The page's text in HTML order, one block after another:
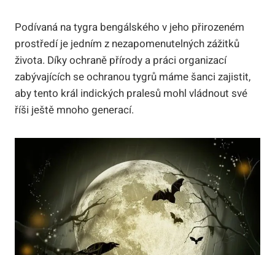
Podívaná na tygra bengálského v jeho přirozeném
prostředí je jedním z nezapomenutelných zážitků
života. Díky ochraně přírody a práci organizací
zabývajících se ochranou tygrů máme šanci zajistit,
aby tento král indických pralesů mohl vládnout své
říši ještě mnoho generací.